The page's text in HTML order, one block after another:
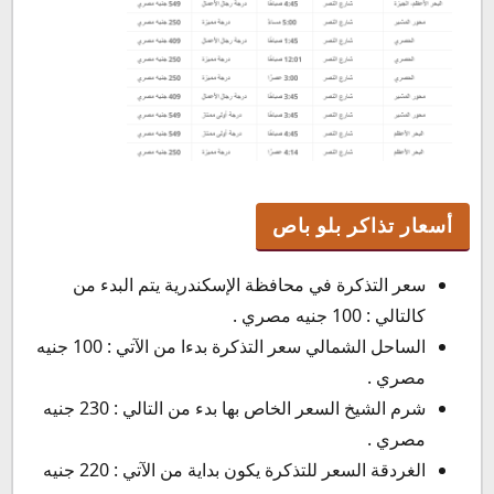
أسعار تذاكر بلو باص
سعر التذكرة في محافظة الإسكندرية يتم البدء من
كالتالي : 100 جنيه مصري .
الساحل الشمالي سعر التذكرة بدءا من الآتي : 100 جنيه
مصري .
شرم الشيخ السعر الخاص بها بدء من التالي : 230 جنيه
مصري .
الغردقة السعر للتذكرة يكون بداية من الآتي : 220 جنيه